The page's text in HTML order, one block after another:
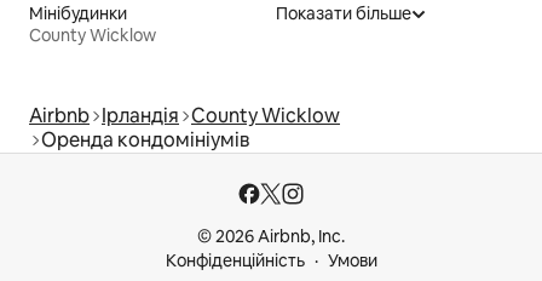
Мінібудинки
County Wicklow
Показати більше
Airbnb Ірландія County Wicklow
Оренда кондомініумів
© 2026 Airbnb, Inc.
Конфіденційність
Умови